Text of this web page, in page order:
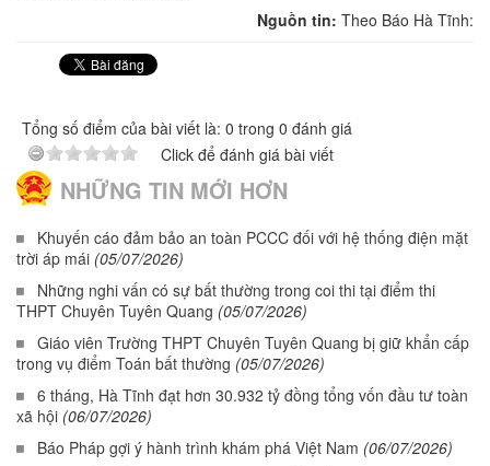
Nguồn tin: Theo Báo Hà Tĩnh:
Tổng số điểm của bài viết là: 0 trong 0 đánh giá
Click để đánh giá bài viết
NHỮNG TIN MỚI HƠN
Khuyến cáo đảm bảo an toàn PCCC đối với hệ thống điện mặt
trời áp mái (05/07/2026)
Những nghi vấn có sự bất thường trong coi thi tại điểm thi
THPT Chuyên Tuyên Quang (05/07/2026)
Giáo viên Trường THPT Chuyên Tuyên Quang bị giữ khẩn cấp
trong vụ điểm Toán bất thường (05/07/2026)
6 tháng, Hà Tĩnh đạt hơn 30.932 tỷ đồng tổng vốn đầu tư toàn
xã hội (06/07/2026)
Báo Pháp gợi ý hành trình khám phá Việt Nam (06/07/2026)